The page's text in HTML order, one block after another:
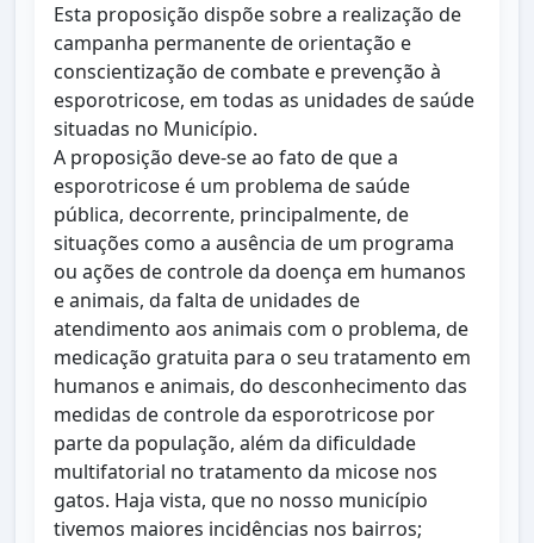
Esta proposição dispõe sobre a realização de
campanha permanente de orientação e
conscientização de combate e prevenção à
esporotricose, em todas as unidades de saúde
situadas no Município.
A proposição deve-se ao fato de que a
esporotricose é um problema de saúde
pública, decorrente, principalmente, de
situações como a ausência de um programa
ou ações de controle da doença em humanos
e animais, da falta de unidades de
atendimento aos animais com o problema, de
medicação gratuita para o seu tratamento em
humanos e animais, do desconhecimento das
medidas de controle da esporotricose por
parte da população, além da dificuldade
multifatorial no tratamento da micose nos
gatos. Haja vista, que no nosso município
tivemos maiores incidências nos bairros;